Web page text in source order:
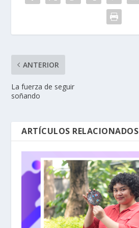
ANTERIOR
La fuerza de seguir
soñando
ARTÍCULOS RELACIONADOS